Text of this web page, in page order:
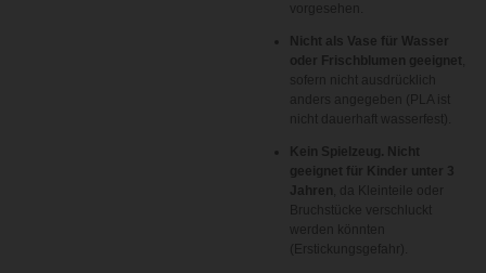
vorgesehen.
Nicht als Vase für Wasser
oder Frischblumen geeignet
sofern nicht ausdrücklich
anders angegeben (PLA ist
nicht dauerhaft wasserfest).
Kein Spielzeug. Nicht
geeignet für Kinder unter 3
Jahren , da Kleinteile oder
Bruchstücke verschluckt
werden könnten
(Erstickungsgefahr).